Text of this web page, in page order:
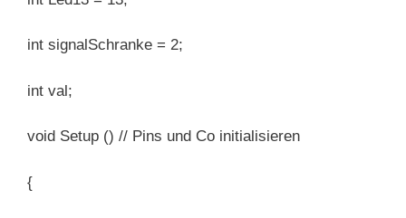
int signalSchranke = 2;
int val;
void Setup () // Pins und Co initialisieren
{